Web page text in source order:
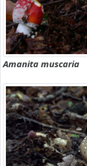
Amanita muscaria